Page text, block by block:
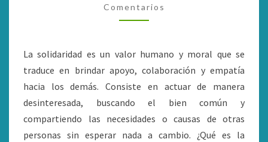
FRATERNALMENTE
Comentarios
La solidaridad es un valor humano y moral que se
traduce en brindar apoyo, colaboración y empatía
hacia los demás. Consiste en actuar de manera
desinteresada, buscando el bien común y
compartiendo las necesidades o causas de otras
personas sin esperar nada a cambio. ¿Qué es la